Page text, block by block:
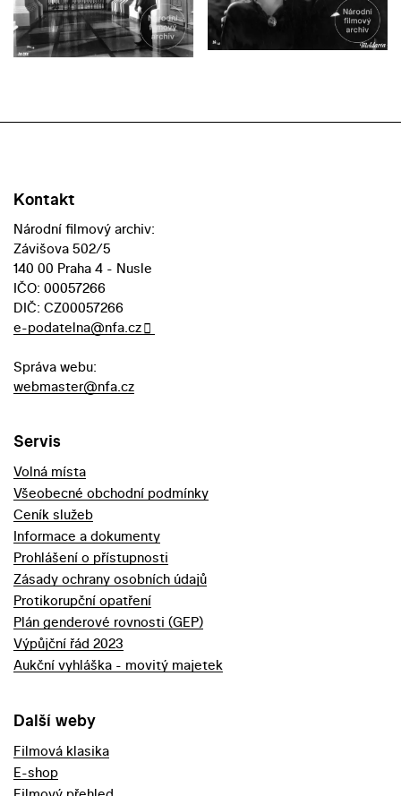
Kontakt
Národní filmový archiv:
Závišova 502/5
140 00 Praha 4 - Nusle
IČO: 00057266
DIČ: CZ00057266
e-podatelna@nfa.cz
Správa webu:
webmaster@nfa.cz
Servis
Volná místa
Všeobecné obchodní podmínky
Ceník služeb
Informace a dokumenty
Prohlášení o přístupnosti
Zásady ochrany osobních údajů
Protikorupční opatření
Plán genderové rovnosti (GEP)
Výpůjční řád 2023
Aukční vyhláška - movitý majetek
Další weby
Filmová klasika
E-shop